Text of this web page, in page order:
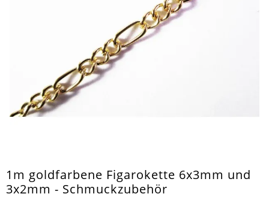
1m goldfarbene Figarokette 6x3mm und
3x2mm - Schmuckzubehör